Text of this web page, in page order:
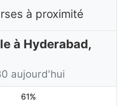
à proximité
à Hyderabad,
aujourd'hui
61%